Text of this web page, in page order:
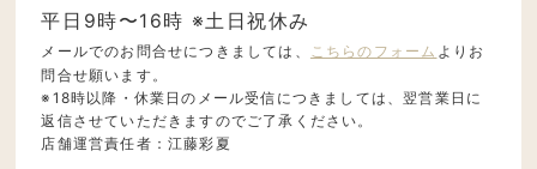
平日9時〜16時 ※土日祝休み
メールでのお問合せにつきましては、 こちらのフォーム よりお
問合せ願います。
※18時以降・休業日のメール受信につきましては、翌営業日に
返信させていただきますのでご了承ください。
店舗運営責任者：江藤彩夏